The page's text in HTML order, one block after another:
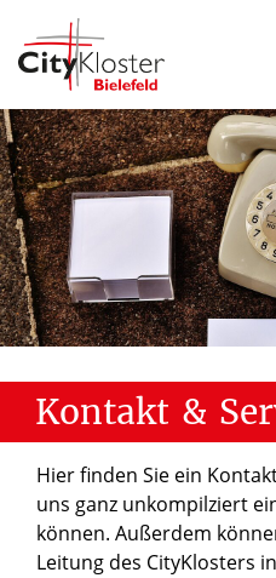
Kontakt &
Hier finden Sie ein
uns ganz unkompilziert
können. Außerdem
Leitung des CityKlosters